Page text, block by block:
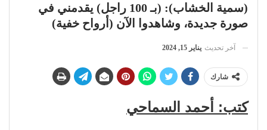
(سمية الخشاب): (بـ 100 راجل) يقدمني في
صورة جديدة، وشاهدوا الآن (أرواح خفية)
آخر تحديث يناير 15, 2024
شارك
كتب: أحمد السماحي